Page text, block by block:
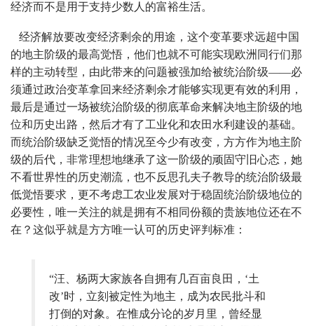
经济而不是用于支持少数人的富裕生活。
经济解放要改变经济剩余的用途，这个变革要求远超中国
的地主阶级的最高觉悟，他们也就不可能实现欧洲同行们那
样的主动转型，由此带来的问题被强加给被统治阶级——必
须通过政治变革拿回来经济剩余才能够实现更有效的利用，
最后是通过一场被统治阶级的彻底革命来解决地主阶级的地
位和历史出路，然后才有了工业化和农田水利建设的基础。
而统治阶级缺乏觉悟的情况至今少有改变，方方作为地主阶
级的后代，非常理想地继承了这一阶级的顽固守旧心态，她
不看世界性的历史潮流，也不反思孔夫子教导的统治阶级最
低觉悟要求，更不考虑工农业发展对于稳固统治阶级地位的
必要性，唯一关注的就是拥有不相同份额的贵族地位还在不
在？这似乎就是方方唯一认可的历史评判标准：
“汪、杨两大家族各自拥有几百亩良田，‘土
改’时，立刻被定性为地主，成为农民批斗和
打倒的对象。在惟成分论的岁月里，曾经显